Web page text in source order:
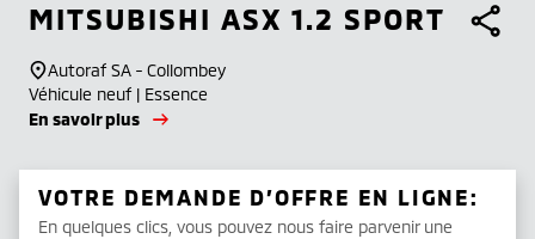
MITSUBISHI ASX 1.2 SPORT
Autoraf SA - Collombey
Véhicule neuf | Essence
En savoir plus
VOTRE DEMANDE D’OFFRE EN LIGNE:
En quelques clics, vous pouvez nous faire parvenir une